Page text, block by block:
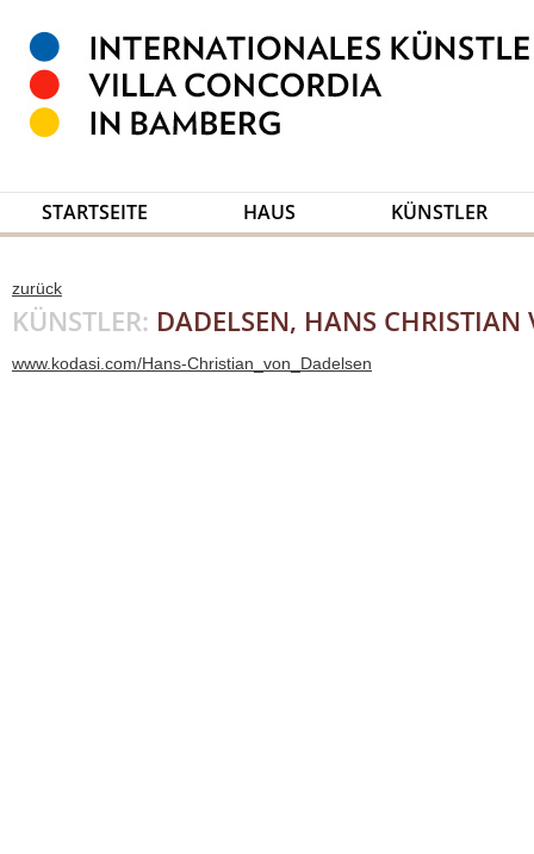
STARTSEITE HAUS KÜNSTLER
zurück
KÜNSTLER: DADELSEN, HANS CHRISTIAN
www.kodasi.com/Hans-Christian_von_Dadelsen